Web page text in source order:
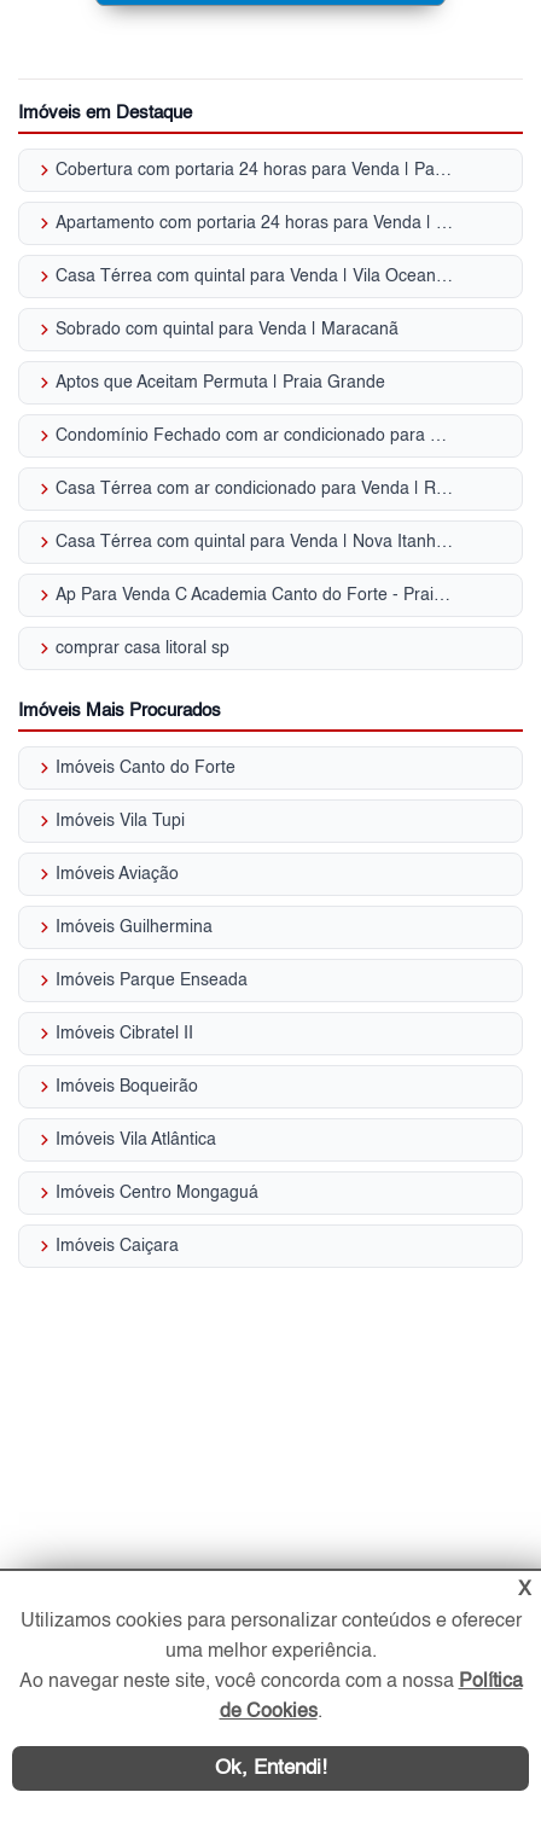
Imóveis em Destaque
keyboard_arrow_right Cobertura com portaria 24 horas para Venda | Parque Enseada
keyboard_arrow_right Apartamento com portaria 24 horas para Venda | Pitangueiras
keyboard_arrow_right Casa Térrea com quintal para Venda | Vila Oceanópolis
keyboard_arrow_right Sobrado com quintal para Venda | Maracanã
keyboard_arrow_right Aptos que Aceitam Permuta | Praia Grande
keyboard_arrow_right Condomínio Fechado com ar condicionado para Venda | Boqueirão
keyboard_arrow_right Casa Térrea com ar condicionado para Venda | Riviera de São Lourenço
keyboard_arrow_right Casa Térrea com quintal para Venda | Nova Itanhaém - Interior
keyboard_arrow_right Ap Para Venda C Academia Canto do Forte - Praia Grande, SP
keyboard_arrow_right comprar casa litoral sp
Imóveis Mais Procurados
keyboard_arrow_right Imóveis Canto do Forte
keyboard_arrow_right Imóveis Vila Tupi
keyboard_arrow_right Imóveis Aviação
keyboard_arrow_right Imóveis Guilhermina
keyboard_arrow_right Imóveis Parque Enseada
keyboard_arrow_right Imóveis Cibratel II
keyboard_arrow_right Imóveis Boqueirão
keyboard_arrow_right Imóveis Vila Atlântica
keyboard_arrow_right Imóveis Centro Mongaguá
keyboard_arrow_right Imóveis Caiçara
X
Utilizamos cookies para personalizar conteúdos e oferecer
uma melhor experiência.
Ao navegar neste site, você concorda com a nossa Política
de Cookies.
Ok, Entendi!